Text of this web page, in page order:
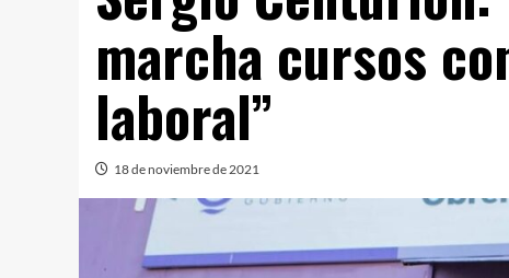
marcha cursos
laboral”
18 de noviembre de 2021